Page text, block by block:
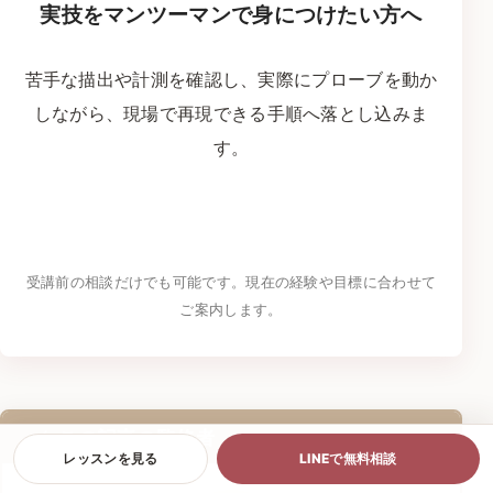
実技をマンツーマンで身につけたい方へ
苦手な描出や計測を確認し、実際にプローブを動か
しながら、現場で再現できる手順へ落とし込みま
す。
受講前の相談だけでも可能です。現在の経験や目標に合わせて
ご案内します。
この記事の監修者
レッスンを見る LINEで無料相談